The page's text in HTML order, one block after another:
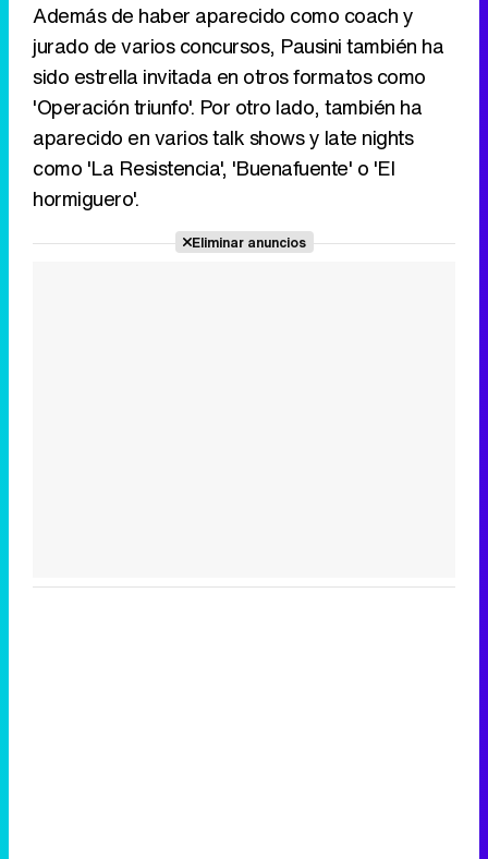
Además de haber aparecido como coach y
jurado de varios concursos, Pausini también ha
sido estrella invitada en otros formatos como
'Operación triunfo'. Por otro lado, también ha
aparecido en varios talk shows y late nights
como 'La Resistencia', 'Buenafuente' o 'El
hormiguero'.
Eliminar anuncios